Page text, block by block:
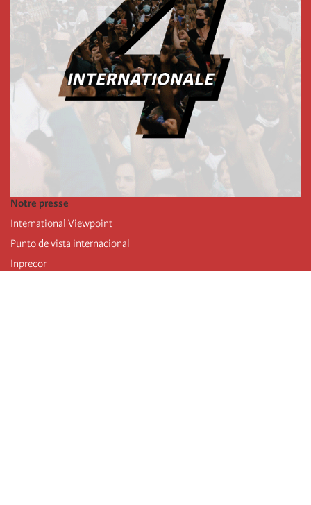
Notre presse
International Viewpoint
Punto de vista internacional
Inprecor